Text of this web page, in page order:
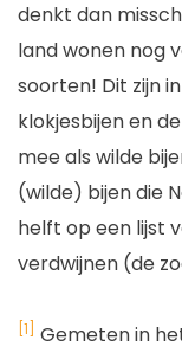
denkt dan
land wonen nog
soorten! Dit zijn
klokjesbijen en
mee als wilde
(wilde) bijen die
helft op een lijst
verdwijnen (de
[1]
Gemeten in